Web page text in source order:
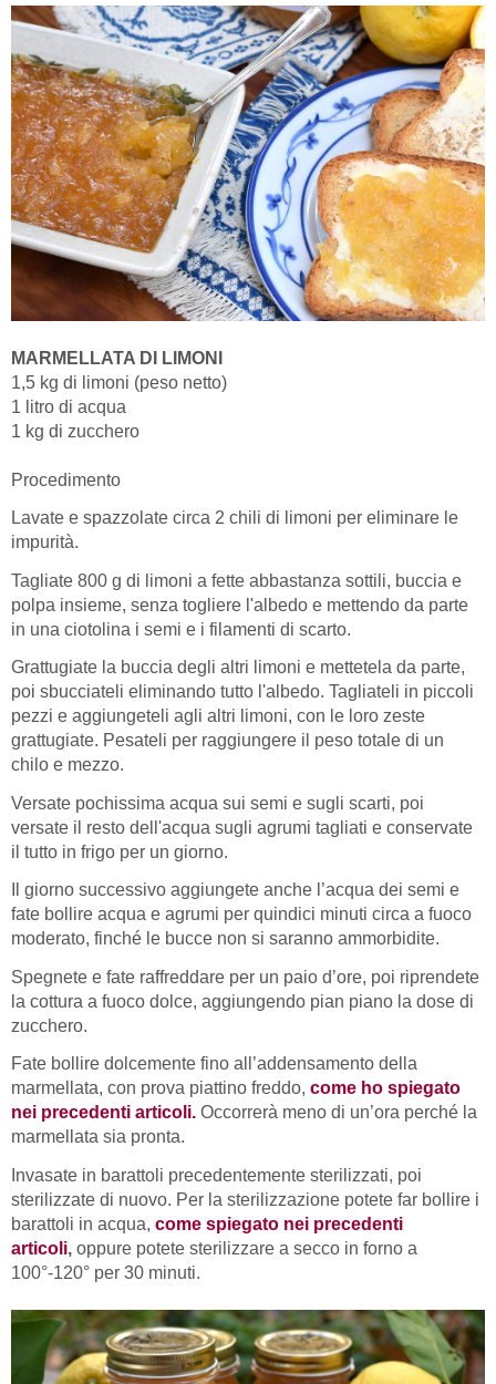
MARMELLATA DI LIMONI
1,5 kg di limoni (peso netto)
1 litro di acqua
1 kg di zucchero
Procedimento
Lavate e spazzolate circa 2 chili di limoni per eliminare le
impurità.
Tagliate 800 g di limoni a fette abbastanza sottili, buccia e
polpa insieme, senza togliere l'albedo e mettendo da parte
in una ciotolina i semi e i filamenti di scarto.
Grattugiate la buccia degli altri limoni e mettetela da parte,
poi sbucciateli eliminando tutto l'albedo. Tagliateli in piccoli
pezzi e aggiungeteli agli altri limoni, con le loro zeste
grattugiate. Pesateli per raggiungere il peso totale di un
chilo e mezzo.
Versate pochissima acqua sui semi e sugli scarti, poi
versate il resto dell'acqua sugli agrumi tagliati e conservate
il tutto in frigo per un giorno.
Il giorno successivo aggiungete anche l’acqua dei semi e
fate bollire acqua e agrumi per quindici minuti circa a fuoco
moderato, finché le bucce non si saranno ammorbidite.
Spegnete e fate raffreddare per un paio d’ore, poi riprendete
la cottura a fuoco dolce, aggiungendo pian piano la dose di
zucchero.
Fate bollire dolcemente fino all’addensamento della
marmellata, con prova piattino freddo, come ho spiegato
nei precedenti articoli. Occorrerà meno di un’ora perché la
marmellata sia pronta.
Invasate in barattoli precedentemente sterilizzati, poi
sterilizzate di nuovo. Per la sterilizzazione potete far bollire i
barattoli in acqua, come spiegato nei precedenti
articoli, oppure potete sterilizzare a secco in forno a
100°-120° per 30 minuti.